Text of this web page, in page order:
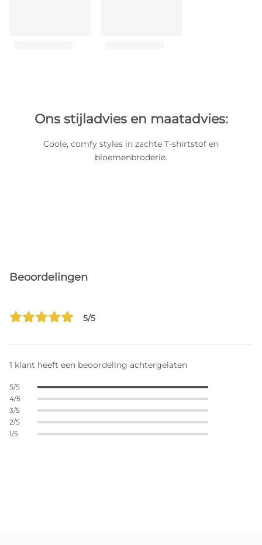
Ons stijladvies en maatadvies:
Coole, comfy styles in zachte T-shirtstof en
bloemenbroderie.
Beoordelingen
5/5
1 klant heeft een beoordeling achtergelaten
5/5
4/5
3/5
2/5
1/5